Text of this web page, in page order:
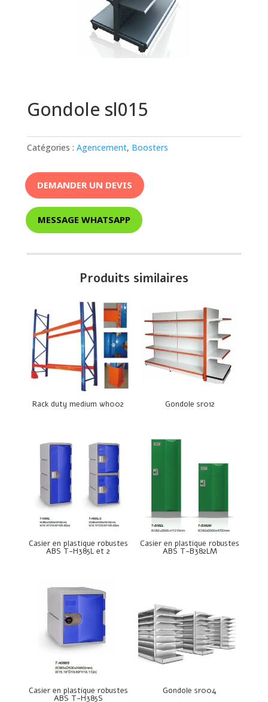
Gondole sl015
Catégories : Agencement, Boosters
DEMANDER UN DEVIS
MESSAGE WHATSAPP
Produits similaires
Rack duty medium wh002 Gondole sr012
Casier en plastique robustes
ABS T-H385L et 2
Casier en plastique robustes
ABS T-B382LM
Casier en plastique robustes
ABS T-H385S
Gondole sr004